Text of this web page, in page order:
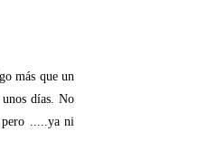
más que un
días. No
pero .....ya ni